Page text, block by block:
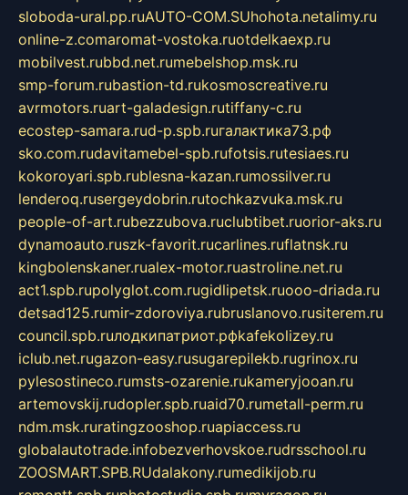
sloboda-ural.pp.ruAUTO-COM.SUhohota.netalimy.ru
online-z.comaromat-vostoka.ruotdelkaexp.ru
mobilvest.rubbd.net.rumebelshop.msk.ru
smp-forum.rubastion-td.rukosmoscreative.ru
avrmotors.ruart-galadesign.rutiffany-c.ru
ecostep-samara.rud-p.spb.ruгалактика73.рф
sko.com.rudavitamebel-spb.rufotsis.rutesiaes.ru
kokoroyari.spb.rublesna-kazan.rumossilver.ru
lenderoq.rusergeydobrin.rutochkazvuka.msk.ru
people-of-art.rubezzubova.ruclubtibet.ruorior-aks.ru
dynamoauto.ruszk-favorit.rucarlines.ruflatnsk.ru
kingbolenskaner.rualex-motor.ruastroline.net.ru
act1.spb.rupolyglot.com.rugidlipetsk.ruooo-driada.ru
detsad125.rumir-zdoroviya.rubruslanovo.rusiterem.ru
council.spb.ruлодкипатриот.рфkafekolizey.ru
iclub.net.rugazon-easy.rusugarepilekb.rugrinox.ru
pylesostineco.rumsts-ozarenie.rukameryjooan.ru
artemovskij.rudopler.spb.ruaid70.rumetall-perm.ru
ndm.msk.ruratingzooshop.ruapiaccess.ru
globalautotrade.infobezverhovskoe.rudrsschool.ru
ZOOSMART.SPB.RUdalakony.rumedikijob.ru